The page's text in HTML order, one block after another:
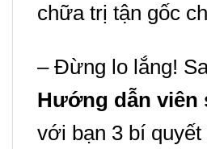
chữa trị tận gốc
– Đừng lo lắng!
Hướng dẫn viên
với bạn 3 bí quyết